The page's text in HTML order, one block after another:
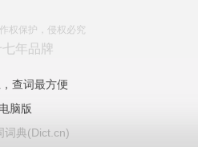
权保护，侵权必究
年品牌
查词最方便
电脑版
典(Dict.cn)